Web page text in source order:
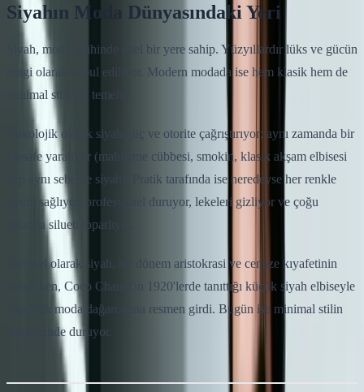
Siyahın Moda Dünyasındaki Yeri
Siyah, moda tarihinde özel bir yere sahip. Yüzyıllardır lüks ve gücün
rengi olarak kabul ediliyor. Modern modada ise hem klasik hem de
minimal stillerin temeli.
Psikolojik olarak siyah güç ve otorite çağrıştırıyor; aynı zamanda bir
mesafe yaratıyor (mahkeme cübbesi, smokin, klasik akşam elbisesi
hep aynı sebeple siyah). Pratik tarafında ise neredeyse her renkle
uyum sağlıyor, profesyonel duruyor, lekeleri gizliyor ve çoğu
insanda silueti toparlıyor.
Tarihsel olarak siyah, bir dönem aristokrasi ve cenaze kıyafetinin
rengiyken, Coco Chanel'in 1920'lerde tanıttığı küçük siyah elbiseyle
gündelik moda dağarcığına resmen girdi. Bugün ise minimal stilin
merkezinde duruyor.